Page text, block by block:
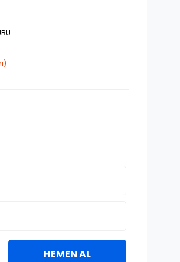
HEMEN AL